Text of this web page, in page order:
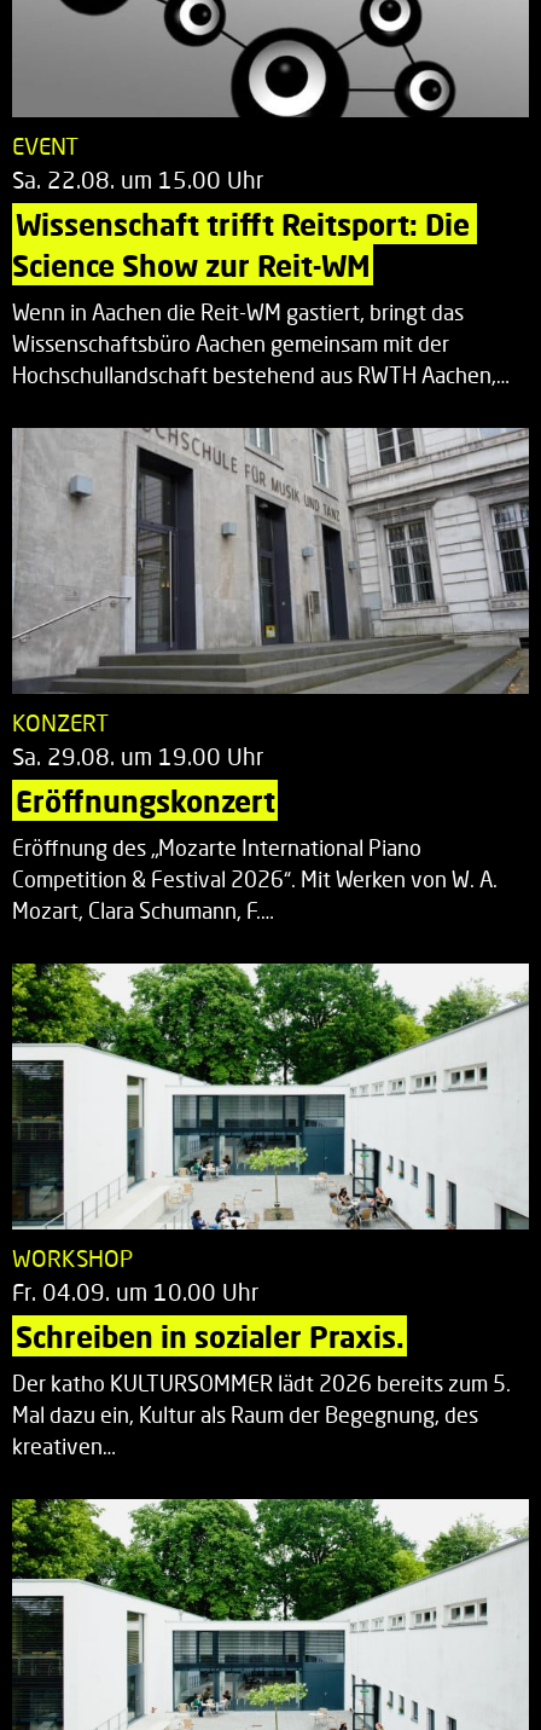
EVENT
Sa. 22.08. um 15.00 Uhr
Wissenschaft trifft Reitsport: Die
Science Show zur Reit-WM
Wenn in Aachen die Reit-WM gastiert, bringt das
Wissenschaftsbüro Aachen gemeinsam mit der
Hochschullandschaft bestehend aus RWTH Aachen,…
KONZERT
Sa. 29.08. um 19.00 Uhr
Eröffnungskonzert
Eröffnung des „Mozarte International Piano
Competition & Festival 2026“. Mit Werken von W. A.
Mozart, Clara Schumann, F.…
WORKSHOP
Fr. 04.09. um 10.00 Uhr
Schreiben in sozialer Praxis.
Der katho KULTURSOMMER lädt 2026 bereits zum 5.
Mal dazu ein, Kultur als Raum der Begegnung, des
kreativen…